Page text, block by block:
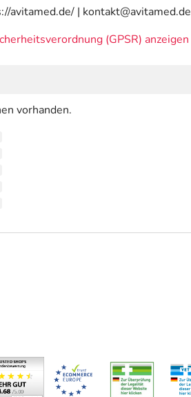
avitamed.de/ | kontakt@avitamed.de
(GPSR) anzeigen
vorhanden.